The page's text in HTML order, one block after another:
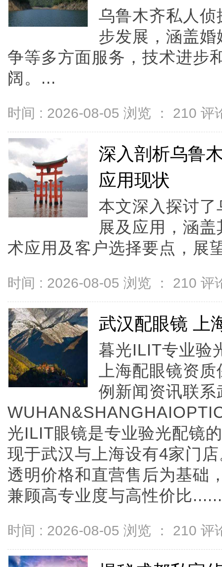
乌鲁木齐私人
步发展，涵盖
争等多方面服务，技术进步
阔。...
时间 : 2026-08-05 浏览 ： 210 评
深入剖析乌鲁
应用现状
本文深入探讨
展及应用，涵
术应用及客户选择要点，展
时间 : 2026-08-05 浏览 ： 210 评
武汉配眼镜 上
暮光ILIT专业验
上海配眼镜资
例新闻资讯联
光ILIT眼镜是专业验光配镜
现于武汉与上海设有4家门
透明价格和直营售后为基础
兼顾高专业度与高性价比......
时间 : 2026-08-05 浏览 ： 210 评